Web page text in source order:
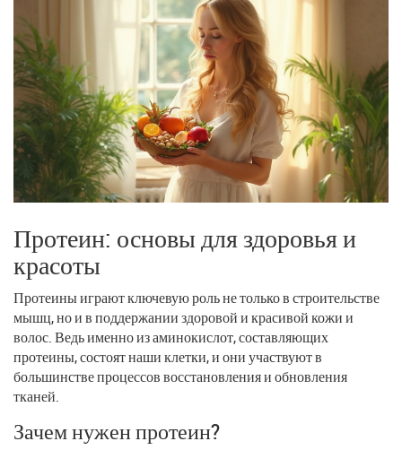
Протеин: основы для здоровья и
красоты
Протеины играют ключевую роль не только в строительстве
мышц, но и в поддержании здоровой и красивой кожи и
волос. Ведь именно из аминокислот, составляющих
протеины, состоят наши клетки, и они участвуют в
большинстве процессов восстановления и обновления
тканей.
Зачем нужен протеин?